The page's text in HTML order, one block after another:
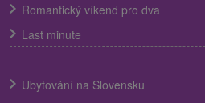
Romantický víkend pro dva
Last minute
Ubytování na Slovensku